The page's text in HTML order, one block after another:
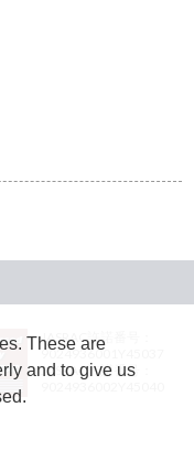
JASRAC許諾番号：
9024936001Y45037
JASRAC許諾番号：
These are
and to give us